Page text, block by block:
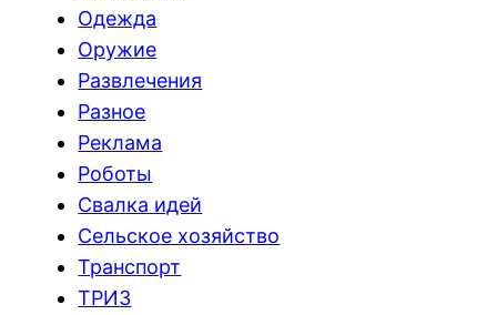
Одежда
Оружие
Развлечения
Разное
Реклама
Роботы
Свалка идей
Сельское хозяйство
Транспорт
ТРИЗ